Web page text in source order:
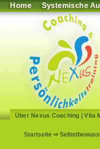
Home Systemische
Über Nexus Coaching |Vita
Startseite ⇒